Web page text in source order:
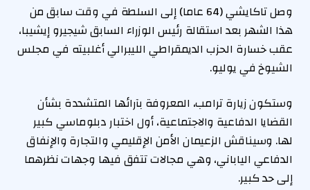
وصل تاكايشي (64 عاما) إلى السلطة في وقت سابق من
هذا الشهر بعد استقالة رئيس الوزراء السابق شيجيرو إيشيبا،
عقب خسارة الحزب الديمقراطي الليبرالي أغلبيته في مجلس
الشيوخ في يوليو.
وستكون زيارة ترامب، المعروفة بآرائها المتشددة بشأن
القضايا الدفاعية والاجتماعية، أول اختبار دبلوماسي كبير
لها. وسيناقش الزعيمان الأمن الإقليمي والتجارة والإنفاق
الدفاعي الياباني، وهي مجالات تتفق فيها وجهات نظرهما
إلى حد كبير.